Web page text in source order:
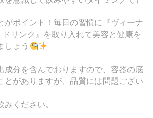
がポイント！毎日の習慣に『ヴィーナ
ドリンク』を取り入れて美容と健康を
しょう
分を含んでおりますので、容器の底
とがありますが、品質には問題ござい
みください。